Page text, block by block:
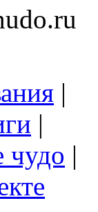
|
|
чудо |